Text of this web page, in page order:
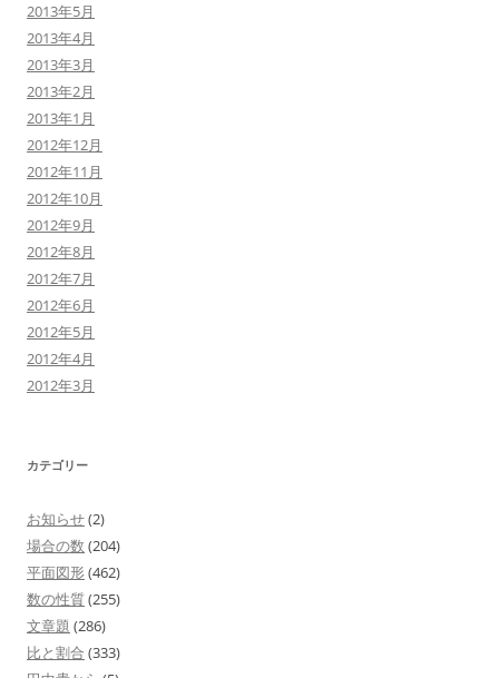
2013年5月
2013年4月
2013年3月
2013年2月
2013年1月
2012年12月
2012年11月
2012年10月
2012年9月
2012年8月
2012年7月
2012年6月
2012年5月
2012年4月
2012年3月
カテゴリー
お知らせ(2)
場合の数 (204)
平面図形(462)
数の性質(255)
文章題 (286)
比と割合 (333)